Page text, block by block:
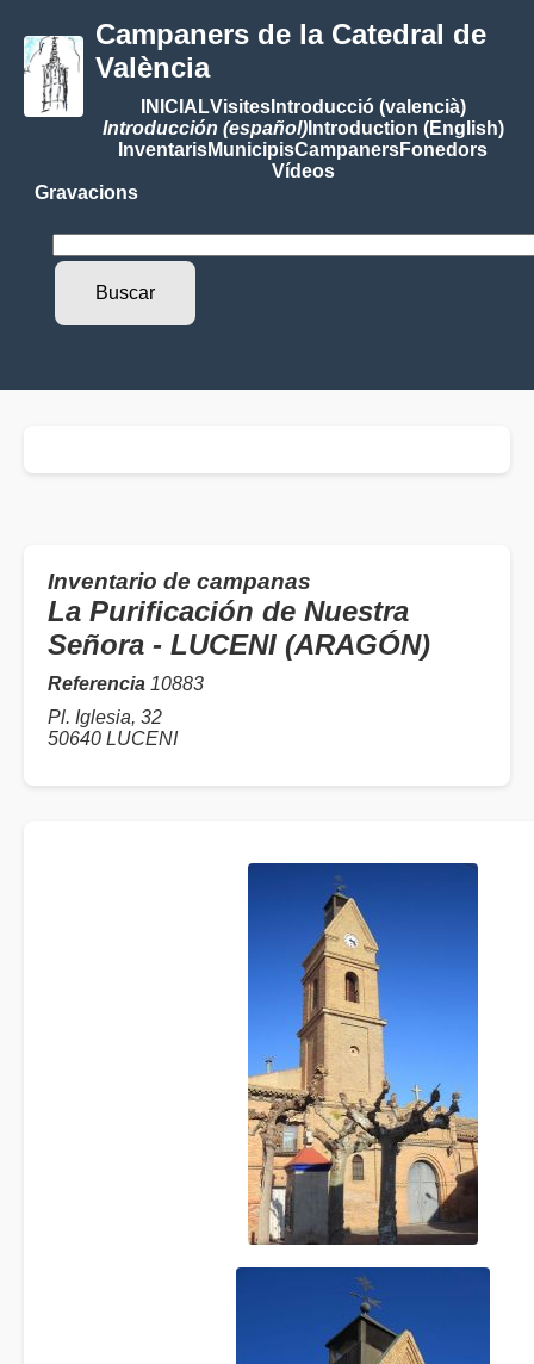
Campaners de la Catedral de
València
INICIALVisitesIntroducció (valencià)
Introducción (español)Introduction (English)
InventarisMunicipisCampanersFonedors
Vídeos
Gravacions
Inventario de campanas
La Purificación de Nuestra
Señora - LUCENI (ARAGÓN)
Referencia 10883
Pl. Iglesia, 32
50640 LUCENI